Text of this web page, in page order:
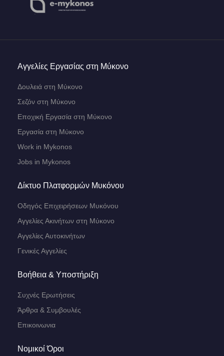
Αγγελίες Εργασίας στη Μύκονο
Δουλειά στη Μύκονο
Σεζόν στη Μύκονο
Εποχική Εργασία στη Μύκονο
Εργασία στη Μύκονο
Work in Mykonos
Jobs in Mykonos
Δίκτυο Πλατφορμών Μυκόνου
Οδηγός Επιχειρήσεων Μυκόνου
Αγγελίες Ακινήτων στη Μύκονο
Αγγελίες Αυτοκινήτων
Γενικές Αγγελίες
Βοήθεια & Υποστήριξη
Συχνές Ερωτήσεις
Άρθρα & Συμβουλές
Επικοινωνια
Νομικοί Όροι